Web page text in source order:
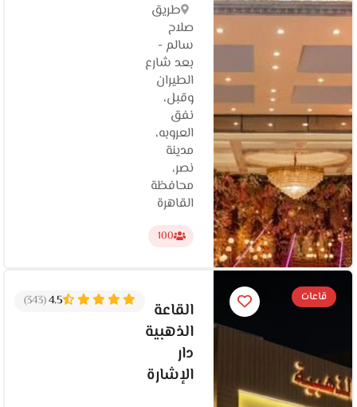
طريق
صلاح
سالم -
بعد شارع
الطيران
وقبل،
نفق
العروبه،
مدينة
نصر،
محافظة
القاهرة‬
100
قاعات
القاعة
الذهبية
دار
الإشارة
4.5
(343)